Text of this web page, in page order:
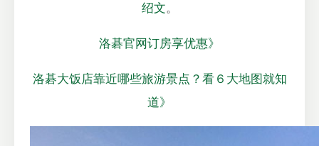
绍文。
洛碁官网订房享优惠》
洛碁大饭店靠近哪些旅游景点？看６大地图就知
道》